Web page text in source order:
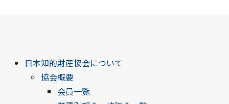
日本知的財産協会について
協会概要
会員一覧